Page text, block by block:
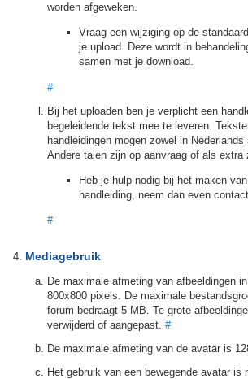
worden afgeweken.
Vraag een wijziging op de
je upload. Deze wordt in
samen met je download.
#
Bij het uploaden ben je verplicht een
begeleidende tekst mee te leveren.
handleidingen mogen zowel in Nederlands
Andere talen zijn op aanvraag of als extra
Heb je hulp nodig bij het maken
handleiding, neem dan even
#
Mediagebruik
De maximale afmeting van afbeeldingen
800x800 pixels. De maximale
forum bedraagt 5 MB. Te grote
verwijderd of aangepast. #
De maximale afmeting van de avatar is
Het gebruik van een bewegende avatar is